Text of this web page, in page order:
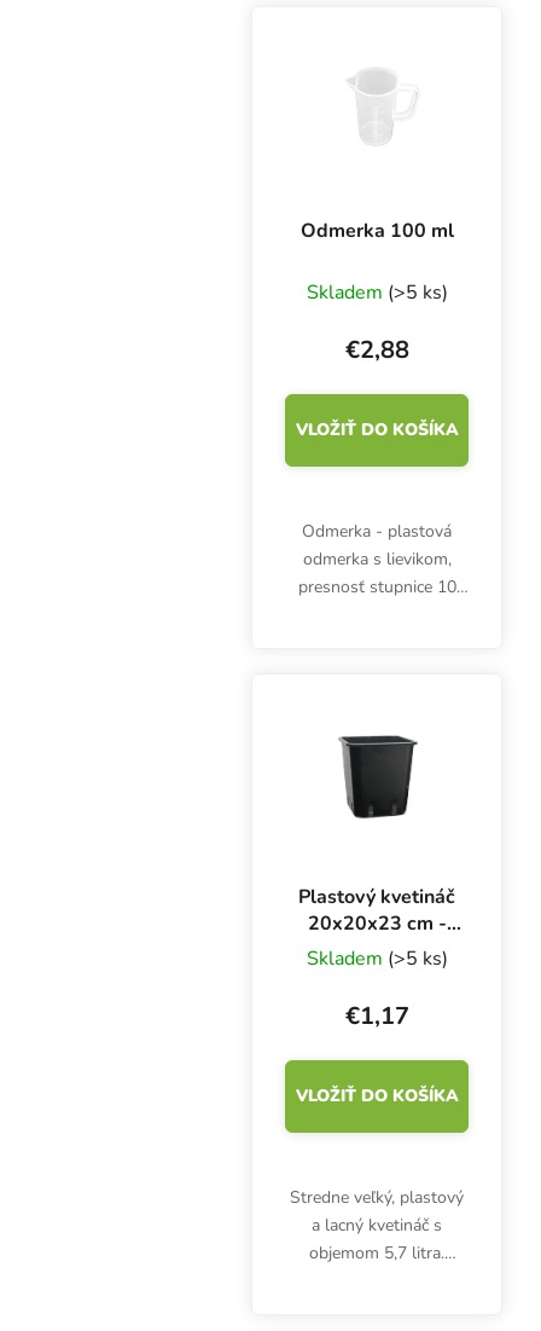
Odmerka 100 ml
Skladem (>5 ks)
€2,88
VLOŽIŤ DO KOŠÍKA
Odmerka - plastová
odmerka s lievikom,
presnosť stupnice 10
Plastový kvetináč
20x20x23 cm -
5,7 l
Skladem (>5 ks)
€1,17
VLOŽIŤ DO KOŠÍKA
Stredne veľký, plastový
a lacný kvetináč s
objemom 5,7 litra.